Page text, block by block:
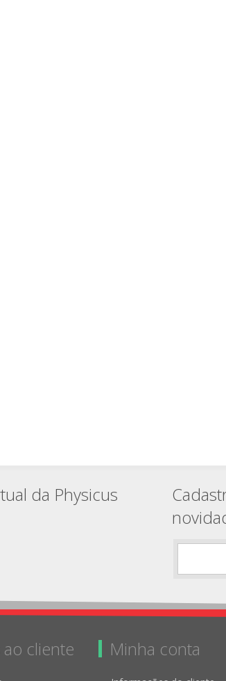
da Physicus
ao cliente Minha conta